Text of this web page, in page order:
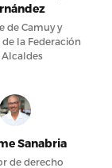
de Camuy y
la Federación
Alcaldes
Sanabria
de derecho